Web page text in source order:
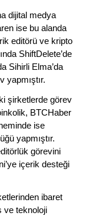
dijital medya
ise bu alanda
editörü ve kripto
ShiftDelete’de
Sihirli Elma’da
yapmıştır.
şirketlerde görev
BTCHaber
ise
yapmıştır.
görevini
içerik desteği
ibaret
ve teknoloji